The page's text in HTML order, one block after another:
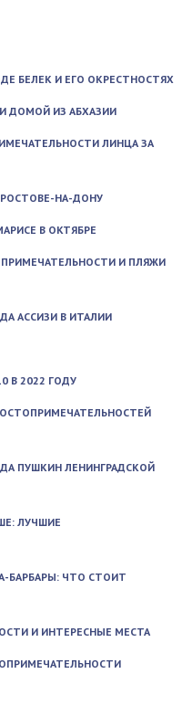
БЕЛЕК И ЕГО ОКРЕСТНОСТЯХ
ДОМОЙ ИЗ АБХАЗИИ
ЛИНЦА ЗА
НА-ДОНУ
В ОКТЯБРЕ
И ПЛЯЖИ
АССИЗИ В ИТАЛИИ
В 2022 ГОДУ
ПУШКИН ЛЕНИНГРАДСКОЙ
ЛУЧШИЕ
БАРБАРЫ: ЧТО СТОИТ
И ИНТЕРЕСНЫЕ МЕСТА